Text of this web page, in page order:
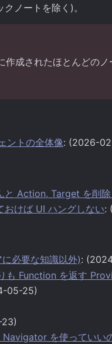
ノートを除く)。
成されたほとんどのノ
ントの全体像: (2026-
Action, Target を削除
おけば UI ハングしない:
必要な知識以外):
Function を返す
05-25)
を使っていい